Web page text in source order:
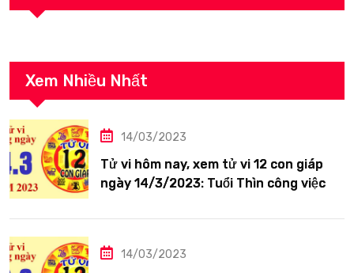
Xem Nhiều Nhất
14/03/2023
Tử vi hôm nay, xem tử vi 12 con giáp
ngày 14/3/2023: Tuổi Thìn công việc
14/03/2023